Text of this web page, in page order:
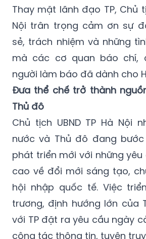
Thay mặt lãnh đạo TP, Chủ
Nội trân trọng cảm ơn sự
sẻ, trách nhiệm và những
mà các cơ quan báo chí,
người làm báo đã dành cho
Đưa thể chế trở thành
Thủ đô
Chủ tịch UBND TP Hà Nội
nước và Thủ đô đang
phát triển mới với những
cao về đổi mới sáng tạo,
hội nhập quốc tế. Việc
trương, định hướng lớn của
với TP đặt ra yêu cầu ngày
công tác thông tin, tuyên